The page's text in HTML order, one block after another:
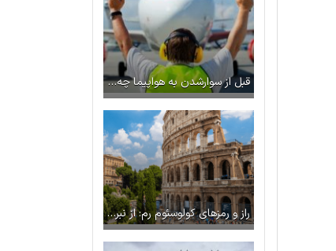
قبل از سوارشدن به هواپیما چه مراحلی را باید طی کنیم؟
راز و رمزهای کولوسئوم رم: از نبرد گلادیاتورها تا اپراهای باشکوه